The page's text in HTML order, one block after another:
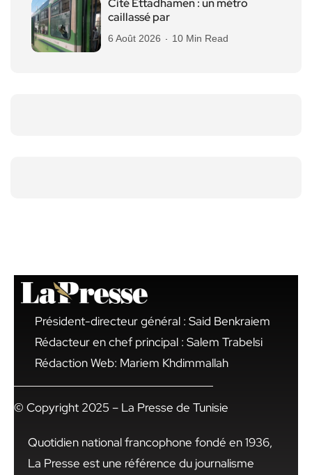
Cité Ettadhamen : un métro
caillassé par
6 Août 2026 10 Min Read
Président-directeur général : Said Benkraiem
Rédacteur en chef principal : Salem Trabelsi
Rédaction Web: Mariem Khdimmallah
© Copyright 2025 – La Presse de Tunisie
Quotidien national francophone fondé en 1936,
La Presse est une référence du journalisme